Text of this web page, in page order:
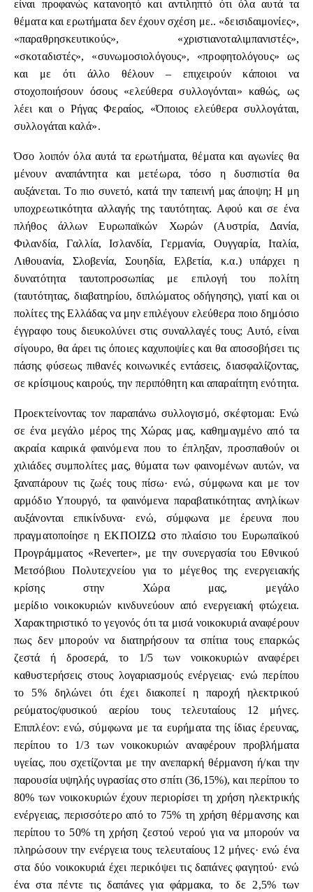
είναι προφανώς κατανοητό και αντιληπτό ότι όλα αυτά τα
θέματα και ερωτήματα δεν έχουν σχέση με.. «δεισιδαιμονίες»,
«παραθρησκευτικούς», «χριστιανοταλιμπανιστές»,
«σκοταδιστές», «συνωμοσιολόγους», «προφητολόγους» ως
και με ότι άλλο θέλουν – επιχειρούν κάποιοι να
στοχοποιήσουν όσους «ελεύθερα συλλογόνται» καθώς, ως
λέει και ο Ρήγας Φεραίος, «Όποιος ελεύθερα συλλογάται,
συλλογάται καλά».
Όσο λοιπόν όλα αυτά τα ερωτήματα, θέματα και αγωνίες θα
μένουν αναπάντητα και μετέωρα, τόσο η δυσπιστία θα
αυξάνεται. Το πιο συνετό, κατά την ταπεινή μας άποψη; Η μη
υποχρεωτικότητα αλλαγής της ταυτότητας. Αφού και σε ένα
πλήθος άλλων Ευρωπαϊκών Χωρών (Αυστρία, Δανία,
Φιλανδία, Γαλλία, Ισλανδία, Γερμανία, Ουγγαρία, Ιταλία,
Λιθουανία, Σλοβενία, Σουηδία, Ελβετία, κ.α.) υπάρχει η
δυνατότητα ταυτοπροσωπίας με επιλογή του πολίτη
(ταυτότητας, διαβατηρίου, διπλώματος οδήγησης), γιατί και οι
πολίτες της Ελλάδας να μην επιλέγουν ελεύθερα ποιο δημόσιο
έγγραφο τους διευκολύνει στις συναλλαγές τους; Αυτό, είναι
σίγουρο, θα άρει τις όποιες καχυποψίες και θα αποσοβήσει τις
πάσης φύσεως πιθανές κοινωνικές εντάσεις, διασφαλίζοντας,
σε κρίσιμους καιρούς, την περιπόθητη και απαραίτητη ενότητα.
Προεκτείνοντας τον παραπάνω συλλογισμό, σκέφτομαι: Ενώ
σε ένα μεγάλο μέρος της Χώρας μας, καθημαγμένο από τα
ακραία καιρικά φαινόμενα που το έπληξαν, προσπαθούν οι
χιλιάδες συμπολίτες μας, θύματα των φαινομένων αυτών, να
ξαναπάρουν τις ζωές τους πίσω· ενώ, σύμφωνα και με τον
αρμόδιο Υπουργό, τα φαινόμενα παραβατικότητας ανηλίκων
αυξάνονται επικίνδυνα· ενώ, σύμφωνα με έρευνα που
πραγματοποίησε η ΕΚΠΟΙΖΩ στο πλαίσιο του Ευρωπαϊκού
Προγράμματος «Reverter», με την συνεργασία του Εθνικού
Μετσόβιου Πολυτεχνείου για το μέγεθος της ενεργειακής
κρίσης στην Χώρα μας, μεγάλο
μερίδιο νοικοκυριών κινδυνεύουν από ενεργειακή φτώχεια.
Χαρακτηριστικό το γεγονός ότι τα μισά νοικοκυριά αναφέρουν
πως δεν μπορούν να διατηρήσουν τα σπίτια τους επαρκώς
ζεστά ή δροσερά, το 1/5 των νοικοκυριών αναφέρει
καθυστερήσεις στους λογαριασμούς ενέργειας· ενώ περίπου
το 5% δηλώνει ότι έχει διακοπεί η παροχή ηλεκτρικού
ρεύματος/φυσικού αερίου τους τελευταίους 12 μήνες.
Επιπλέον: ενώ, σύμφωνα με τα ευρήματα της ίδιας έρευνας,
περίπου το 1/3 των νοικοκυριών αναφέρουν προβλήματα
υγείας, που σχετίζονται με την ανεπαρκή θέρμανση ή/και την
παρουσία υψηλής υγρασίας στο σπίτι (36,15%), και περίπου το
80% των νοικοκυριών έχουν περιορίσει τη χρήση ηλεκτρικής
ενέργειας, περισσότερο από το 75% τη χρήση θέρμανσης και
περίπου το 50% τη χρήση ζεστού νερού για να μπορούν να
πληρώσουν την ενέργεια τους τελευταίους 12 μήνες· ενώ ένα
στα δύο νοικοκυριά έχει περικόψει τις δαπάνες φαγητού· ενώ
ένα στα πέντε τις δαπάνες για φάρμακα, το δε 2,5% των